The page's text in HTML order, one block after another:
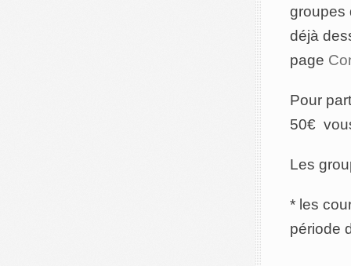
groupes
déjà
page
Pour
50€
Les
* les
période